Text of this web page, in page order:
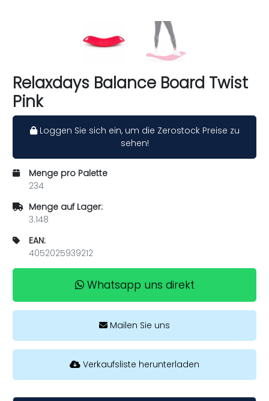
Relaxdays Balance Board Twist
Pink
Loggen Sie sich ein, um die Zerostock Preise zu
sehen!
Menge pro Palette
234
Menge auf Lager:
3.148
EAN:
4052025939212
Whatsapp uns direkt
Mailen Sie uns
Verkaufsliste herunterladen